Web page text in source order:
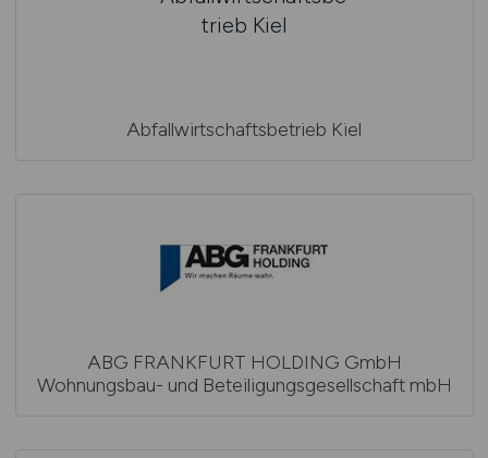
Abfallwirtschaftsbetrieb Kiel
ABG FRANKFURT HOLDING GmbH
Wohnungsbau- und Beteiligungsgesellschaft mbH